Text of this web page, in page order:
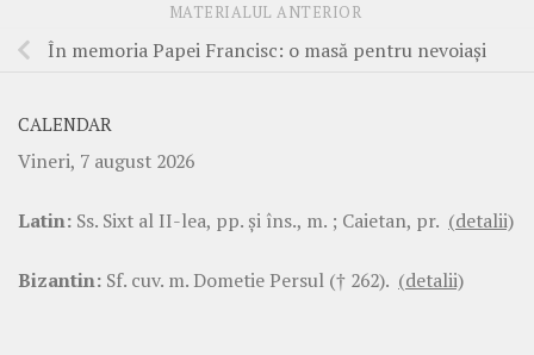
MATERIALUL ANTERIOR
În memoria Papei Francisc: o masă pentru nevoiași
CALENDAR
Vineri, 7 august 2026
Latin: Ss. Sixt al II-lea, pp. şi îns., m. ; Caietan, pr. (detalii)
Bizantin: Sf. cuv. m. Dometie Persul († 262). (detalii)